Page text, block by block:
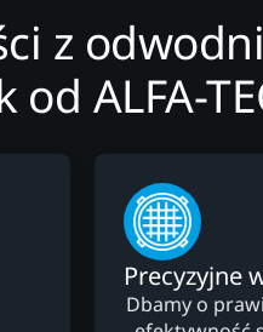
z
od ALFA-
Precyzyjne
Dbamy o